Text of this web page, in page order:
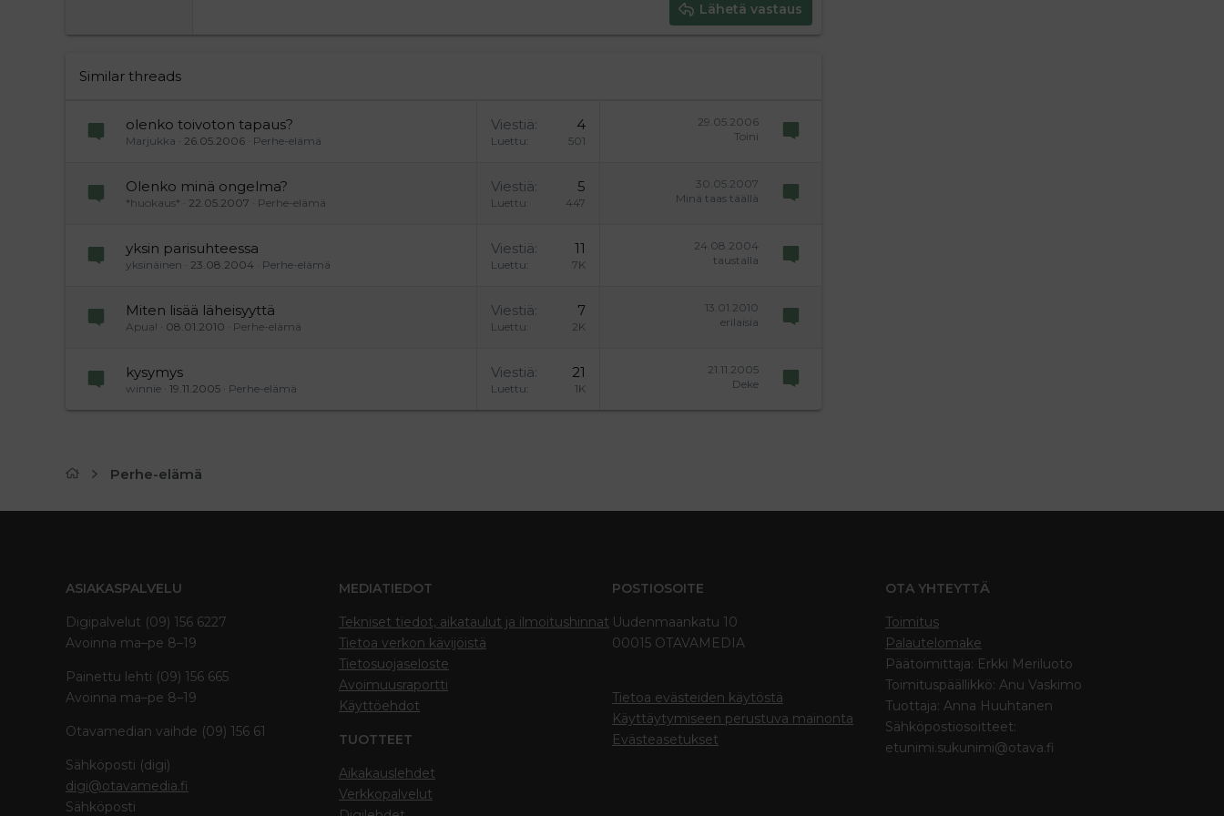
26
Lähetä vastaus
Similar threads
olenko toivoton tapaus?
Marjukka 26.05.2006 Perhe-elämä
Viestiä 4
Luettu 501
29.05.2006
Toini
Olenko minä ongelma?
*huokaus* 22.05.2007 Perhe-elämä
Viestiä 5
Luettu 447
30.05.2007
Minä taas täällä
yksin parisuhteessa
yksinäinen 23.08.2004 Perhe-elämä
Viestiä 11
Luettu 7K
24.08.2004
taustalla
Miten lisää läheisyyttä
Apua! 08.01.2010 Perhe-elämä
Viestiä 7
Luettu 2K
13.01.2010
erilaisia
kysymys
winnie 19.11.2005 Perhe-elämä
Viestiä 21
Luettu 1K
21.11.2005
Deke
Perhe-elämä
ASIAKASPALVELU
Digipalvelut (09) 156 6227
Avoinna ma–pe 8–19
Painettu lehti (09) 156 665
Avoinna ma–pe 8–19
Otavamedian vaihde (09) 156 61
Sähköposti (digi)
digi@otavamedia.fi
Sähköposti
MEDIATIEDOT
Tekniset tiedot, aikataulut ja ilmoitushinnat
Tietoa verkon kävijöistä
Tietosuojaseloste
Avoimuusraportti
Käyttöehdot
TUOTTEET
Aikakauslehdet
Verkkopalvelut
POSTIOSOITE
Uudenmaankatu 10
00015 OTAVAMEDIA
Tietoa evästeiden käytöstä
Käyttäytymiseen perustuva mainonta
Evästeasetukset
OTA YHTEYTTÄ
Toimitus
Palautelomake
Päätoimittaja: Erkki Meriluoto
Toimituspäällikkö: Anu Vaskimo
Tuottaja: Anna Huuhtanen
Sähköpostiosoitteet:
etunimi.sukunimi@otava.fi